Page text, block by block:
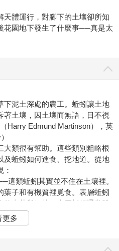
體運行，對腳下的土壤卻所知
花園地下發生了什麼事──真是太
下泥土深處的農工。蚯蚓讓土地
土壤，因土壤而無語，目不視
Harry Edmund Martinson），英
類很有幫助。這些類別粗略根
及蚯蚓如何進食、挖地道。從地
這類蚯蚓其實並不住在土壤裡。
子和有機質裡覓食。表層蚯蚓
真菌與細菌。表層蚯蚓通常體
會往地裡挖地道，時常是紅色或
蚯蚓。農地缺乏永久的落葉層，
更多